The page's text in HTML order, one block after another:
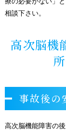
相談下さい。
高次脳機
事故後の
高次脳機能障害の